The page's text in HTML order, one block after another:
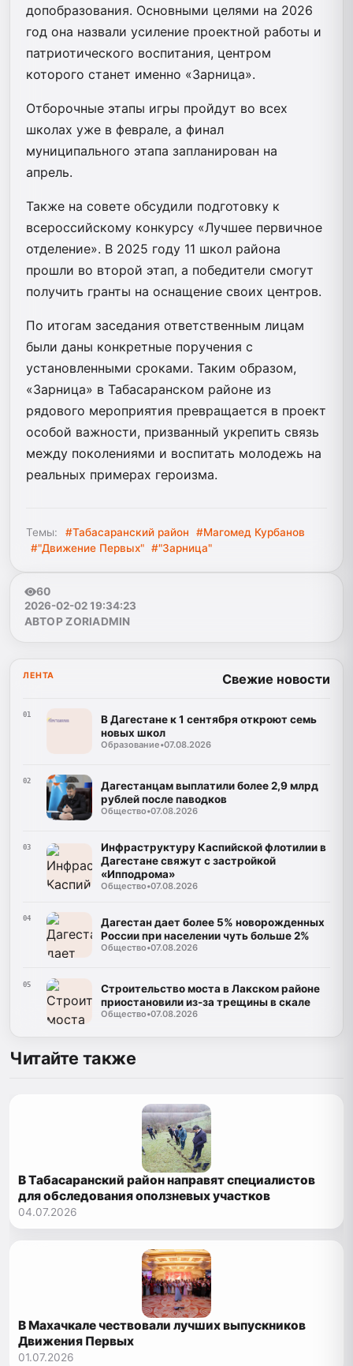
допобразования. Основными целями на 2026
год она назвали усиление проектной работы и
патриотического воспитания, центром
которого станет именно «Зарница».
Отборочные этапы игры пройдут во всех
школах уже в феврале, а финал
муниципального этапа запланирован на
апрель.
Также на совете обсудили подготовку к
всероссийскому конкурсу «Лучшее первичное
отделение». В 2025 году 11 школ района
прошли во второй этап, а победители смогут
получить гранты на оснащение своих центров.
По итогам заседания ответственным лицам
были даны конкретные поручения с
установленными сроками. Таким образом,
«Зарница» в Табасаранском районе из
рядового мероприятия превращается в проект
особой важности, призванный укрепить связь
между поколениями и воспитать молодежь на
реальных примерах героизма.
Темы: #Табасаранский район
#Магомед Курбанов
#"Движение Первых" #"Зарница"
60
2026-02-02 19:34:23
АВТОР ZORIADMIN
ЛЕНТА Свежие новости
01
В Дагестане к 1 сентября откроют семь
новых школ
Образование•07.08.2026
02
Дагестанцам выплатили более 2,9 млрд
рублей после паводков
Общество•07.08.2026
03
Инфраструктуру Каспийской флотилии в
Дагестане свяжут с застройкой
«Ипподрома»
Общество•07.08.2026
04
Дагестан дает более 5% новорожденных
России при населении чуть больше 2%
Общество•07.08.2026
05
Строительство моста в Лакском районе
приостановили из-за трещины в скале
Общество•07.08.2026
Читайте также
В Табасаранский район направят специалистов
для обследования оползневых участков
04.07.2026
В Махачкале чествовали лучших выпускников
Движения Первых
01.07.2026